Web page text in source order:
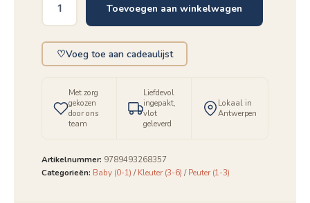
Mamie-
papi
je
viens
aantal
Toevoegen aan winkelwagen
♡Voeg toe aan cadeaulijst
Met zorg
gekozen
door ons
team
Liefdevol
ingepakt,
vlot
geleverd
Lokaal in
Antwerpen
Artikelnummer: 9789493268357
Categorieën: Baby (0-1) /Kleuter (3-6) /Peuter (1-3)